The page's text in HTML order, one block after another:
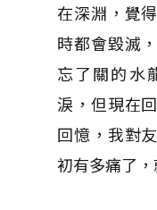
在深淵，覺
時都會毀滅
忘了關的水
淚，但現在
回憶，我對
初有多痛了